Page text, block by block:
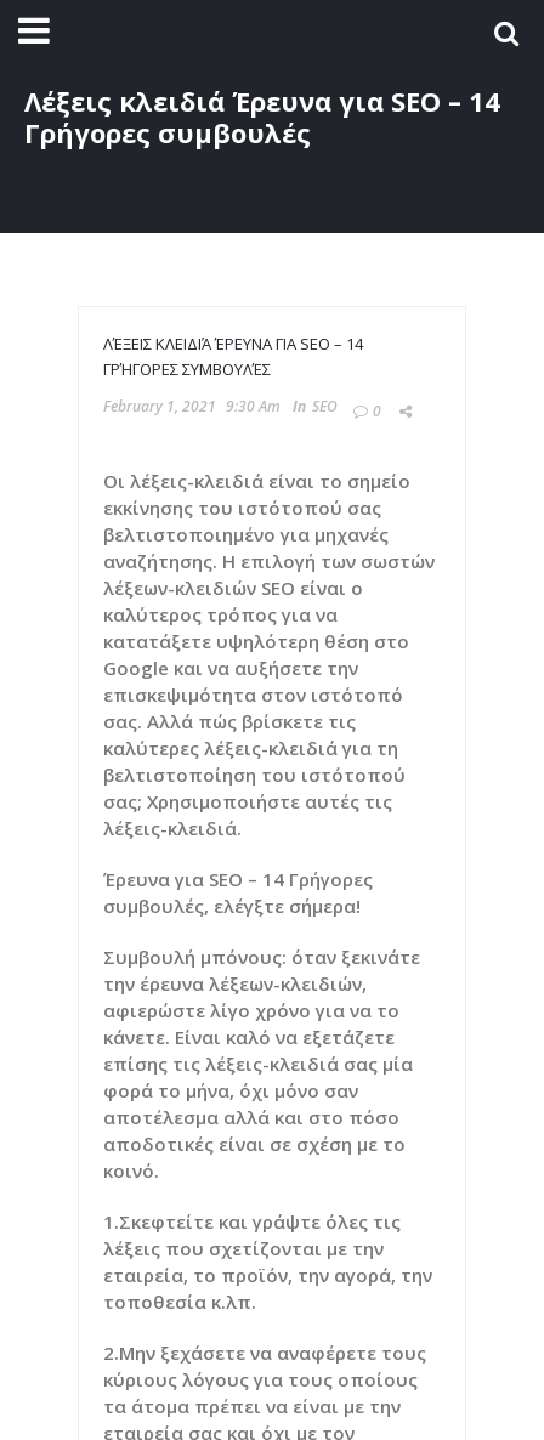
Λέξεις κλειδιά Έρευνα για SEO – 14
Γρήγορες συμβουλές
ΛΈΞΕΙΣ ΚΛΕΙΔΙΆ ΈΡΕΥΝΑ ΓΙΑ SEO – 14
ΓΡΉΓΟΡΕΣ ΣΥΜΒΟΥΛΈΣ
February 1, 2021 9:30 Am In SEO 0
Οι λέξεις-κλειδιά είναι το σημείο
εκκίνησης του ιστότοπού σας
βελτιστοποιημένο για μηχανές
αναζήτησης. Η επιλογή των σωστών
λέξεων-κλειδιών SEO είναι ο
καλύτερος τρόπος για να
κατατάξετε υψηλότερη θέση στο
Google και να αυξήσετε την
επισκεψιμότητα στον ιστότοπό
σας. Αλλά πώς βρίσκετε τις
καλύτερες λέξεις-κλειδιά για τη
βελτιστοποίηση του ιστότοπού
σας; Χρησιμοποιήστε αυτές τις
λέξεις-κλειδιά.
Έρευνα για SEO – 14 Γρήγορες
συμβουλές, ελέγξτε σήμερα!
Συμβουλή μπόνους: όταν ξεκινάτε
την έρευνα λέξεων-κλειδιών,
αφιερώστε λίγο χρόνο για να το
κάνετε. Είναι καλό να εξετάζετε
επίσης τις λέξεις-κλειδιά σας μία
φορά το μήνα, όχι μόνο σαν
αποτέλεσμα αλλά και στο πόσο
αποδοτικές είναι σε σχέση με το
κοινό.
1.Σκεφτείτε και γράψτε όλες τις
λέξεις που σχετίζονται με την
εταιρεία, το προϊόν, την αγορά, την
τοποθεσία κ.λπ.
2.Μην ξεχάσετε να αναφέρετε τους
κύριους λόγους για τους οποίους
τα άτομα πρέπει να είναι με την
εταιρεία σας και όχι με τον